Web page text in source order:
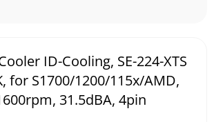
ID-Cooling, SE-224-XTS
for S1700/1200/115x/AMD,
31.5dBA, 4pin